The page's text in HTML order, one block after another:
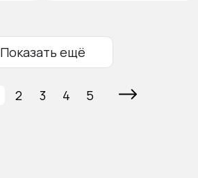
Показать ещё
2 3 4 5